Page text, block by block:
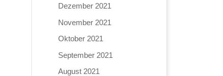
Dezember 2021
November 2021
Oktober 2021
September 2021
August 2021